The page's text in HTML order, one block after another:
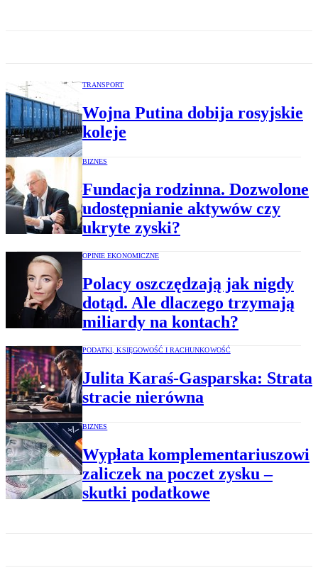
TRANSPORT
Wojna Putina dobija rosyjskie
koleje
BIZNES
Fundacja rodzinna. Dozwolone
udostępnianie aktywów czy
ukryte zyski?
OPINIE EKONOMICZNE
Polacy oszczędzają jak nigdy
dotąd. Ale dlaczego trzymają
miliardy na kontach?
PODATKI, KSIĘGOWOŚĆ I RACHUNKOWOŚĆ
Julita Karaś-Gasparska: Strata
stracie nierówna
BIZNES
Wypłata komplementariuszowi
zaliczek na poczet zysku –
skutki podatkowe